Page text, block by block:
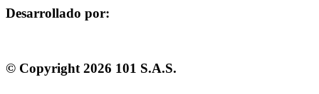
Desarrollado por:
© Copyright 2026 101 S.A.S.